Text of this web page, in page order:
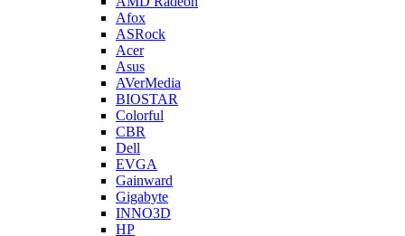
Afox
ASRock
Acer
Asus
AVerMedia
BIOSTAR
Colorful
CBR
Dell
EVGA
Gainward
Gigabyte
INNO3D
HP